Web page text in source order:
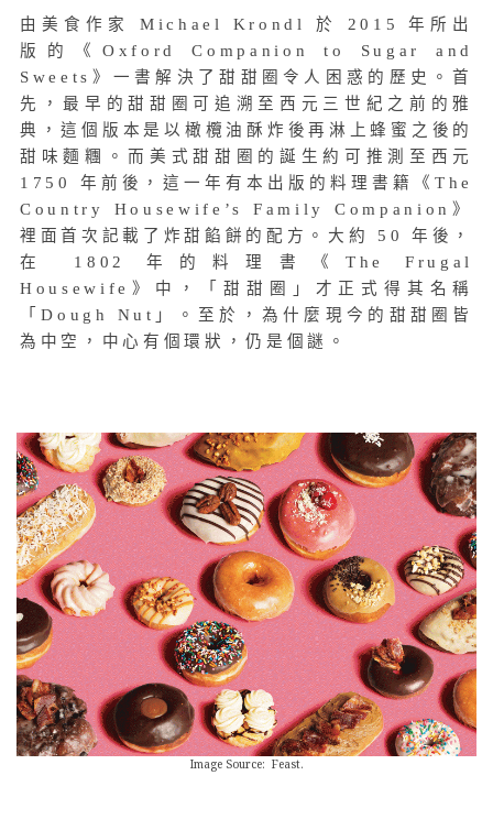
由美食作家 Michael Krondl 於 2015 年所出
版的《Oxford Companion to Sugar and
Sweets》一書解決了甜甜圈令人困惑的歷史。首
先，最早的甜甜圈可追溯至西元三世紀之前的雅
典，這個版本是以橄欖油酥炸後再淋上蜂蜜之後的
甜味麵糰。而美式甜甜圈的誕生約可推測至西元
1750 年前後，這一年有本出版的料理書籍《The
Country Housewife’s Family Companion》
裡面首次記載了炸甜餡餅的配方。大約 50 年後，
在 1802 年的料理書《The Frugal
Housewife》中，「甜甜圈」才正式得其名稱
「Dough Nut」。至於，為什麼現今的甜甜圈皆
為中空，中心有個環狀，仍是個謎。
Image Source: Feast.